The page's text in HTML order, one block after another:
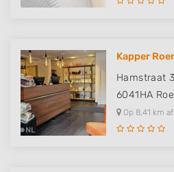
Kapper
Hamstraat
6041HA
Op 8,41 km